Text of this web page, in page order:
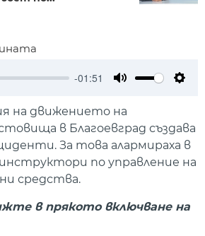
-01:51
на движението на
в Благоевград създава
За това алармираха в
инструктори по управление на
средства.
в прякото включване на